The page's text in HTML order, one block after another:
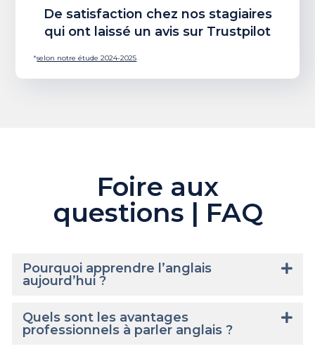
De satisfaction chez nos stagiaires
qui ont laissé un avis sur Trustpilot
*selon notre étude 2024-2025
Foire aux
questions | FAQ
Pourquoi apprendre l’anglais
aujourd’hui ?
Quels sont les avantages
professionnels à parler anglais ?